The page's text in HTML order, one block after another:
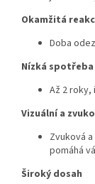
Okamžitá
Doba
Nízká
Až 2
Vizuální a
Zvuková
pomáhá
Široký dosah